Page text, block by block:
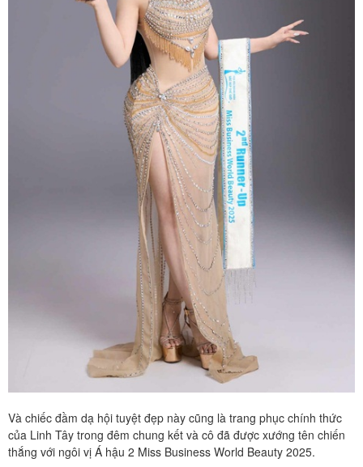
Và chiếc đầm dạ hội tuyệt đẹp này cũng là trang phục chính thức
của Linh Tây trong đêm chung kết và cô đã được xướng tên chiến
thắng với ngôi vị Á hậu 2 Miss Business World Beauty 2025.